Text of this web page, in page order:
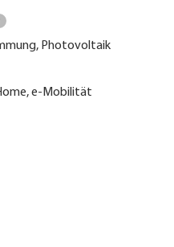
Photovoltaik
e-Mobilität